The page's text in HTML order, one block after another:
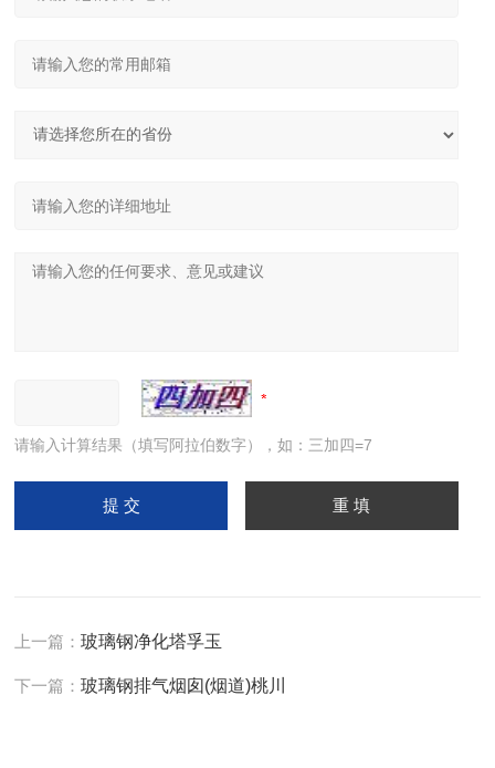
请输入计算结果（填写阿拉伯数字），如：三加四=7
上一篇：玻璃钢净化塔孚玉
下一篇：玻璃钢排气烟囱(烟道)桃川